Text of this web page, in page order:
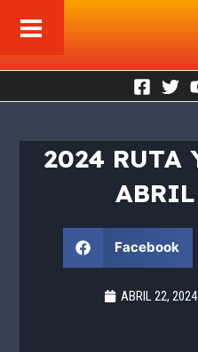
contenido
2024 RUTA
Facebook
ABRIL 22, 2024